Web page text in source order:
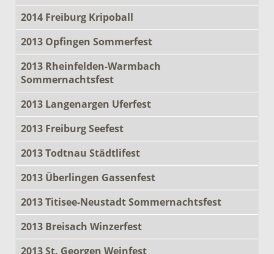
2014 Freiburg Kripoball
2013 Opfingen Sommerfest
2013 Rheinfelden-Warmbach
Sommernachtsfest
2013 Langenargen Uferfest
2013 Freiburg Seefest
2013 Todtnau Städtlifest
2013 Überlingen Gassenfest
2013 Titisee-Neustadt Sommernachtsfest
2013 Breisach Winzerfest
2013 St. Georgen Weinfest